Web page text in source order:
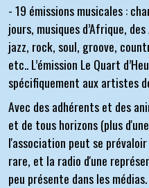
- 19 émissions musicales:
jours, musiques d’Afrique,
jazz, rock, soul, groove,
etc.. L’émission Le Quart
spécifiquement aux artistes
Avec des adhérents et des
et de tous horizons (plus
l'association peut se
rare, et la radio d'une
peu présente dans les médias.